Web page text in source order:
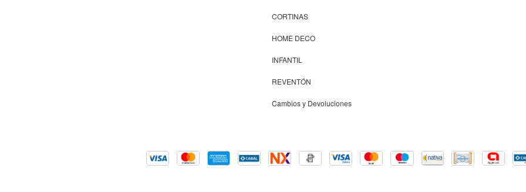
CORTINAS
HOME DECO
INFANTIL
REVENTÓN
Cambios y Devoluciones